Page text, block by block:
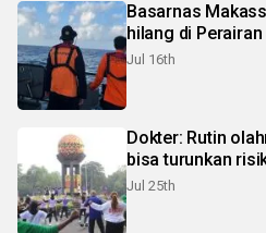
Basarnas
hilang di
Jul 16th
Dokter: Rutin
bisa turunkan
Jul 25th